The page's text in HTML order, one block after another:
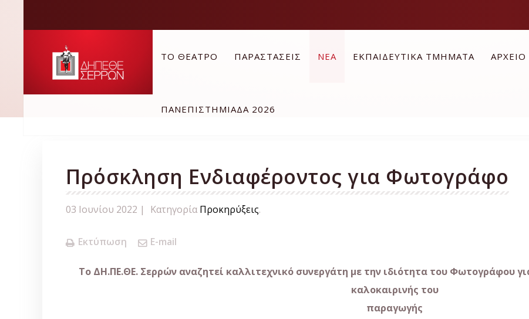
ΤΟ ΘΕΑΤΡΟ ΠΑΡΑΣΤΑΣΕΙΣ ΝΕΑ ΕΚΠΑΙΔΕΥΤΙΚΑ ΤΜΗΜΑΤΑ
ΠΑΝΕΠΙΣΤΗΜΙΑΔΑ 2026
Πρόσκληση Ενδιαφέροντος για Φωτογράφο
03 Ιουνίου 2022 | Κατηγορία Προκηρύξεις.
Εκτύπωση E-mail
Το ΔΗ.ΠΕ.ΘΕ. Σερρών αναζητεί καλλιτεχνικό συνεργάτη με την ιδιότητα του Φωτογράφου
καλοκαιρινής του
παραγωγής